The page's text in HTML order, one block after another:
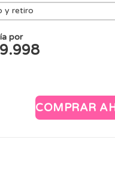
y retiro
por
COMPRAR